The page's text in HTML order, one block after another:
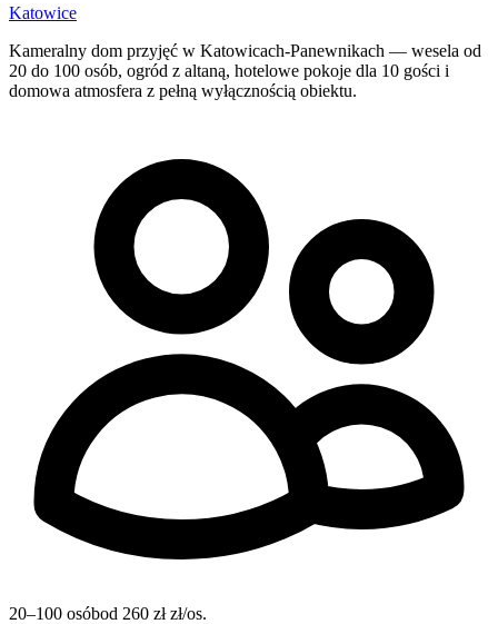
Katowice
Kameralny dom przyjęć w Katowicach-Panewnikach — wesela od
20 do 100 osób, ogród z altaną, hotelowe pokoje dla 10 gości i
domowa atmosfera z pełną wyłącznością obiektu.
20–100 osóbod 260 zł zł/os.